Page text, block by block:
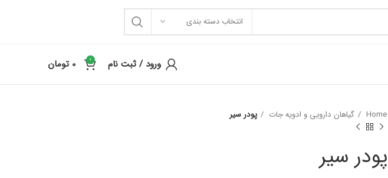
انتخاب دسته بندی
ورود / ثبت نام 0
0 تومان
Home گیاهان دارویی و ادویه جات پودر سیر
پودر سیر